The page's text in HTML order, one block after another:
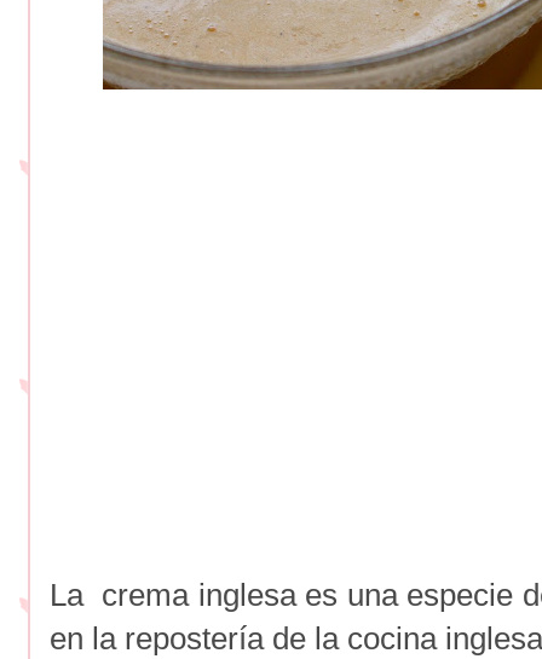
La crema inglesa es una especie
en la repostería de la cocina inglesa